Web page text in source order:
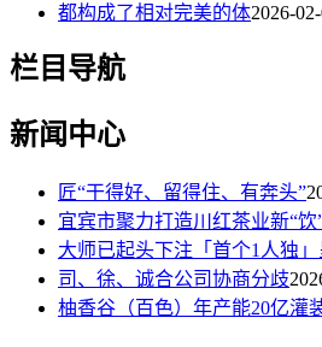
都构成了相对完美的体2026-
栏目导航
新闻中心
匠“干得好、留得住、有奔头”
宜宾市聚力打造川红茶业新“饮
大师已起头下注「首个1人独
司、徐、诚合公司协商分歧
柚香谷（百色）年产能20亿灌